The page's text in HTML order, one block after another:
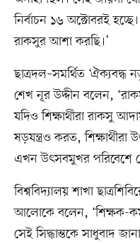
নির্বাচন ১৬ অক্টোবরই
রাকসুর আশা করছি।’
ছাত্রদল–সমর্থিত ‘ঐক্যবদ্ধ
শেখ নূর উদ্দীন বলেন,
যদিও শিক্ষার্থীরা রাকসু
ষড়যন্ত্রও করত,
এখন উৎসবমুখর পরিবেশে
বিশ্ববিদ্যালয় শাখা
আলোকে বলেন, ‘শিক্ষক-
সেই সিদ্ধান্তকে সাধুবাদ